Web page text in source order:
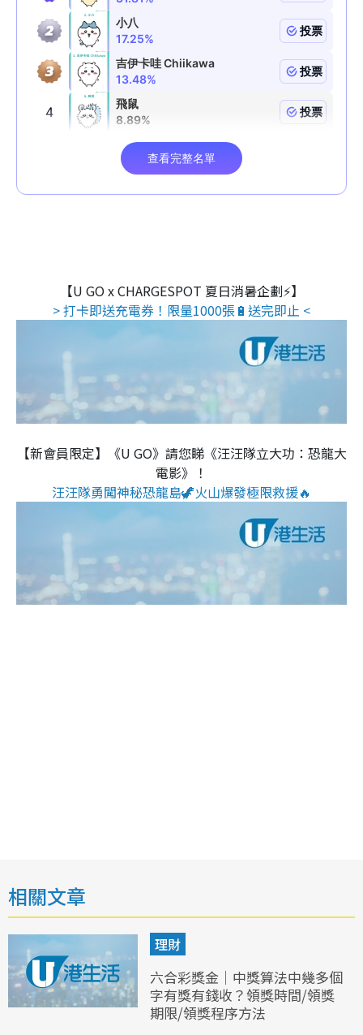
【U GO x CHARGESPOT 夏日消暑企劃⚡】
> 打卡即送充電券！限量1000張🔋送完即止 <
【新會員限定】《U GO》請您睇《汪汪隊立大功：恐龍大
電影》！
汪汪隊勇闖神秘恐龍島🦖火山爆發極限救援🔥
相關文章
理財
六合彩獎金｜中獎算法中幾多個
字有獎有錢收？領獎時間/領獎
期限/領獎程序方法